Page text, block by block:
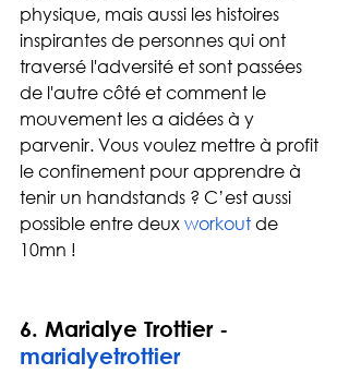
physique, mais aussi les histoires
inspirantes de personnes qui ont
traversé l'adversité et sont passées
de l'autre côté et comment le
mouvement les a aidées à y
parvenir. Vous voulez mettre à profit
le confinement pour apprendre à
tenir un handstands ? C’est aussi
possible entre deux workout de
10mn !
6. Marialye Trottier -
marialyetrottier